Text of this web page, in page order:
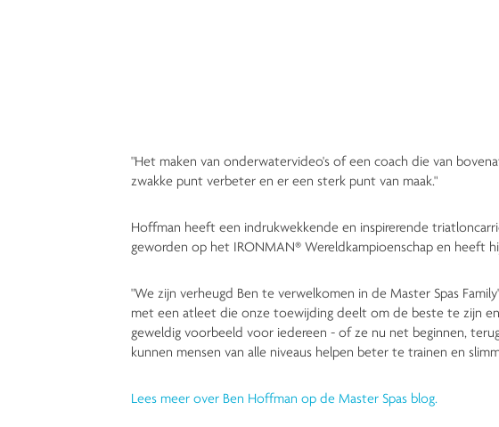
"Het maken van onderwatervideo's of een coach die van
zwakke punt verbeter en er een sterk punt van maak."
Hoffman heeft een indrukwekkende en inspirerende
geworden op het IRONMAN® Wereldkampioenschap en heeft
"We zijn verheugd Ben te verwelkomen in de Master Spas
met een atleet die onze toewijding deelt om de beste te zijn
geweldig voorbeeld voor iedereen - of ze nu net beginnen,
kunnen mensen van alle niveaus helpen beter te trainen en
Lees meer over Ben Hoffman op de Master Spas blog.